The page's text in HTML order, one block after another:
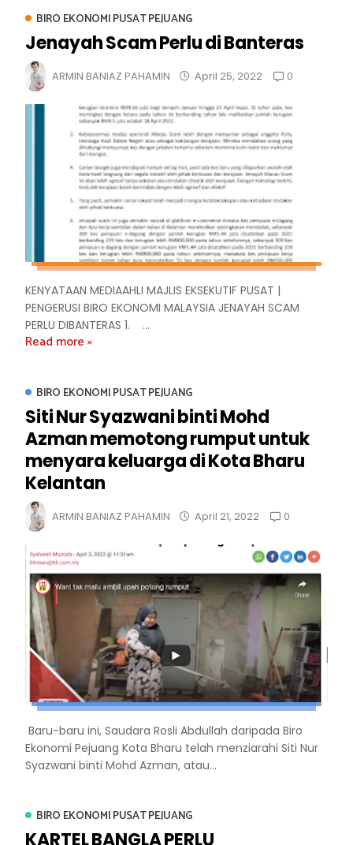
BIRO EKONOMI PUSAT PEJUANG
Jenayah Scam Perlu di Banteras
ARMIN BANIAZ PAHAMIN April 25, 2022 0
KENYATAAN MEDIAAHLI MAJLIS EKSEKUTIF PUSAT |
PENGERUSI BIRO EKONOMI MALAYSIA JENAYAH SCAM
PERLU DIBANTERAS 1. ...
Read more »
BIRO EKONOMI PUSAT PEJUANG
Siti Nur Syazwani binti Mohd
Azman memotong rumput untuk
menyara keluarga di Kota Bharu
Kelantan
ARMIN BANIAZ PAHAMIN April 21, 2022 0
Baru-baru ini, Saudara Rosli Abdullah daripada Biro
Ekonomi Pejuang Kota Bharu telah menziarahi Siti Nur
Syazwani binti Mohd Azman, atau...
BIRO EKONOMI PUSAT PEJUANG
KARTEL BANGLA PERLU